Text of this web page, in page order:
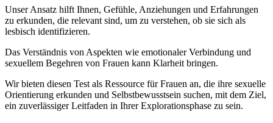
Unser Ansatz hilft Ihnen, Gefühle, Anziehungen und Erfahrungen
zu erkunden, die relevant sind, um zu verstehen, ob sie sich als
lesbisch identifizieren.
Das Verständnis von Aspekten wie emotionaler Verbindung und
sexuellem Begehren von Frauen kann Klarheit bringen.
Wir bieten diesen Test als Ressource für Frauen an, die ihre sexuelle
Orientierung erkunden und Selbstbewusstsein suchen, mit dem Ziel,
ein zuverlässiger Leitfaden in Ihrer Explorationsphase zu sein.